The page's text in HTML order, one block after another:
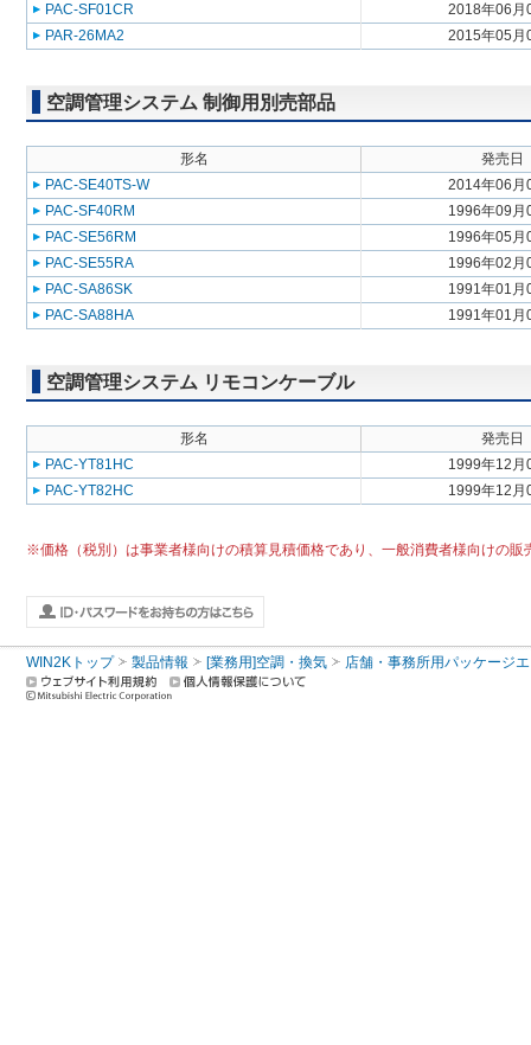
PAC-SF01CR
2018年06月
PAR-26MA2
2015年05月
空調管理システム 制御用別売部品
形名
発売日
PAC-SE40TS-W
2014年06月
PAC-SF40RM
1996年09月
PAC-SE56RM
1996年05月
PAC-SE55RA
1996年02月
PAC-SA86SK
1991年01月
PAC-SA88HA
1991年01月
空調管理システム リモコンケーブル
形名
発売日
PAC-YT81HC
1999年12月
PAC-YT82HC
1999年12月
※価格（税別）は事業者様向けの積算見積価格であり、一般消費者様向けの販
WIN2Kトップ 製品情報 [業務用]空調・換気 店舗・事務所用パッケージ